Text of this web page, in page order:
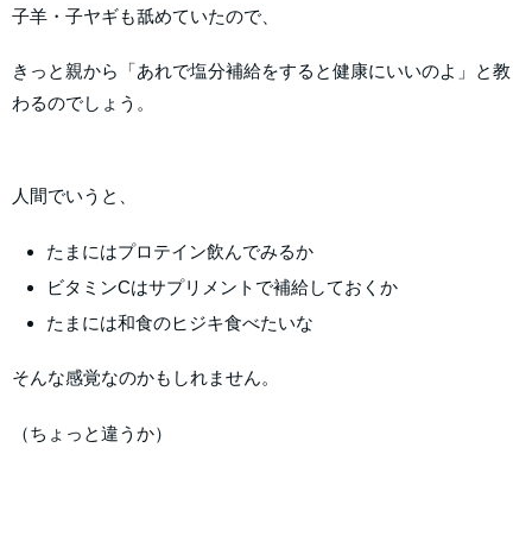
子羊・子ヤギも舐めていたので、
きっと親から「あれで塩分補給をすると健康にいいのよ」と教
わるのでしょう。
人間でいうと、
たまにはプロテイン飲んでみるか
ビタミンCはサプリメントで補給しておくか
たまには和食のヒジキ食べたいな
そんな感覚なのかもしれません。
（ちょっと違うか）